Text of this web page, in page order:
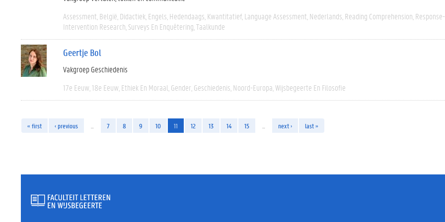
Assessment België Didactiek Engels Hedendaags Kwantitatief Language Assessment Nederlands Reading Comprehension
Intervention Research Surveys En Enquêtering Taalkunde
Geertje Bol
Vakgroep Geschiedenis
17e Eeuw 18e Eeuw Ethiek En Moraal Gender Geschiedenis Noord-Europa Wijsbegeerte En Filosofie
« first ‹ previous 7 8 9 10 11 12 13 14 15 next › last »